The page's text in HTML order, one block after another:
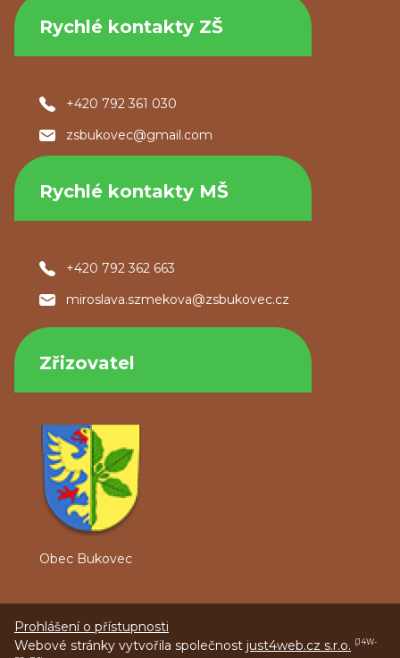
Rychlé kontakty ZŠ
+420 792 361 030
zsbukovec@gmail.com
Rychlé kontakty MŠ
+420 792 362 663
miroslava.szmekova@zsbukovec.cz
Zřizovatel
Obec Bukovec
Prohlášení o přístupnosti
Webové stránky vytvořila společnost just4web.cz s.r.o. (J4W-